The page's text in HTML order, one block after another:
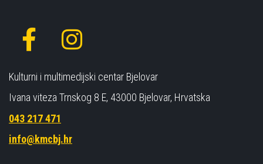
Kulturni i multimedijski centar Bjelovar
Ivana viteza Trnskog 8 E, 43000 Bjelovar, Hrvatska
043 217 471
info@kmcbj.hr